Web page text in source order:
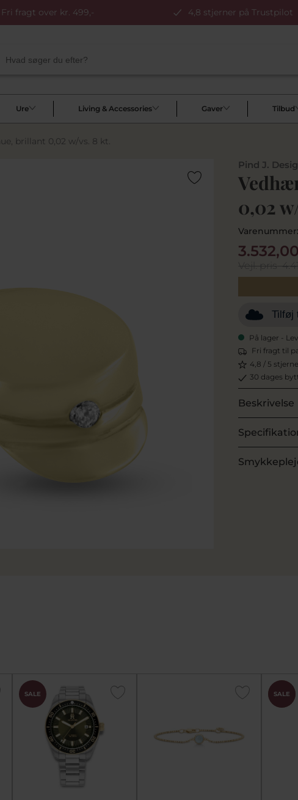
Fri fragt over kr. 499,- 4,8 stjerner på Trustpilot
Ure Living & Accessories Gaver Tilbud
brillant 0,02 w/vs. 8 kt.
Pind J.
0,02
Varenummer:
Vejl. pris
Tilføj
På lager -
Fri fragt til
4,8 / 5
30 dages
Beskrivelse
SALE
CHOK
PRIS
SALE